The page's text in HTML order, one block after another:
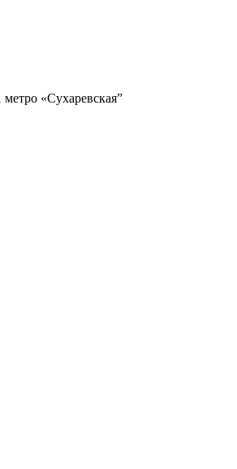
метро «Сухаревская”